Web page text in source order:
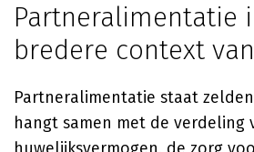
Partneralimentatie
bredere context
Partneralimentatie staat
hangt samen met de verdeling